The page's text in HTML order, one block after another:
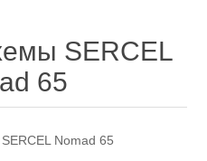
SERCEL
65
Nomad 65